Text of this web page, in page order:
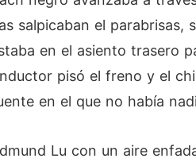
salpicaban el
en el asiento trasero
pisó el freno y el
en el que no había
Lu con un aire